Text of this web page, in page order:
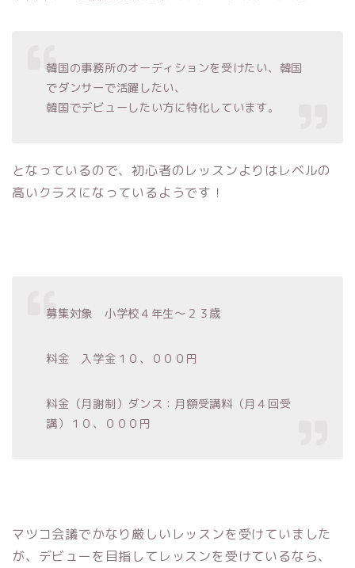
韓国の事務所のオーディションを受けたい、韓国
でダンサーで活躍したい、
韓国でデビューしたい方に特化しています。
となっているので、初心者のレッスンよりはレベルの
高いクラスになっているようです！
募集対象 小学校４年生～２３歳
料金 入学金１０、０００円
料金（月謝制）ダンス：月額受講料（月４回受
講）１０、０００円
マツコ会議でかなり厳しいレッスンを受けていました
が、デビューを目指してレッスンを受けているなら、